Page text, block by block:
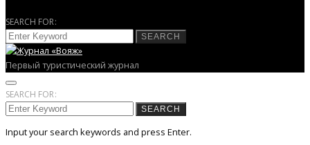
SEARCH FOR:
SEARCH
Первый туристический журнал
SEARCH FOR:
SEARCH
Input your search keywords and press Enter.